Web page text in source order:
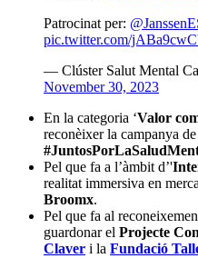
Patrocinat per:
pic.twitter.com/
— Clúster Salut Mental
November 30, 2023
En la categoria ‘Valor
reconèixer la campanya
Pel que fa a l’àmbit d’'
realitat immersiva en
Broomx.
Pel que fa al
guardonar el Projecte
Claver i la Fundació